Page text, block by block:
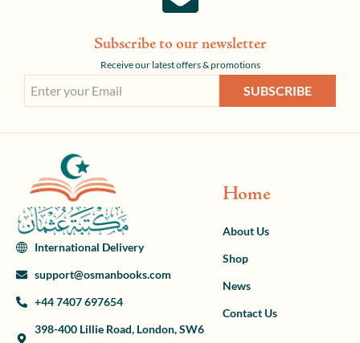
Subscribe to our newsletter
Receive our latest offers & promotions
SUBSCRIBE
International Delivery
support@osmanbooks.com
+44 7407 697654
398-400 Lillie Road, London, SW6
Home
About Us
Shop
News
Contact Us